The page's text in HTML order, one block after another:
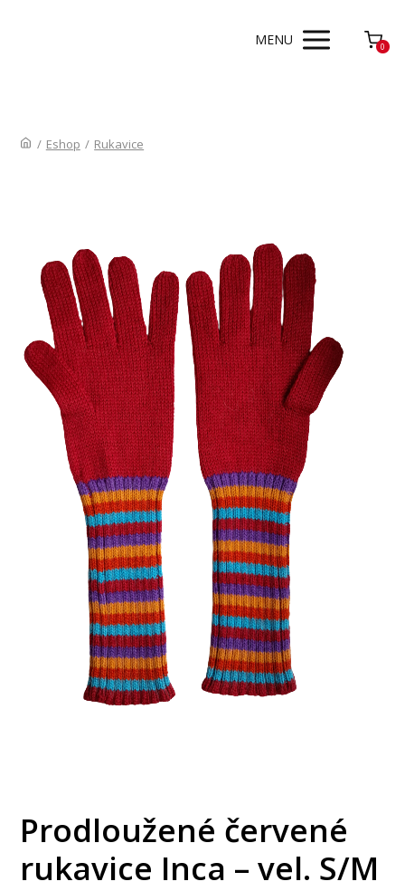
MENU 0
/ Eshop / Rukavice
Prodloužené červené
rukavice Inca – vel. S/M